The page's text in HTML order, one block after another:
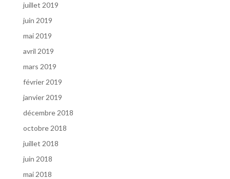
juillet 2019
juin 2019
mai 2019
avril 2019
mars 2019
février 2019
janvier 2019
décembre 2018
octobre 2018
juillet 2018
juin 2018
mai 2018